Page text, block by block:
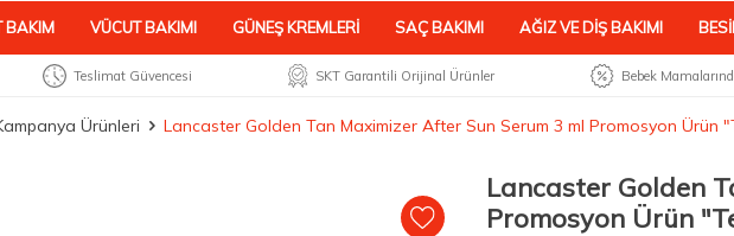
BAKIM VÜCUT BAKIMI GÜNEŞ KREMLERI SAÇ BAKIMI AĞIZ VE DIŞ BAKIMI
Teslimat Güvencesi SKT Garantili Orijinal Ürünler Bebek
Ürünleri Lancaster Golden Tan Maximizer After Sun Serum 3 ml Promosyon Ürün
Lancaster Golden
Promosyon Ürün